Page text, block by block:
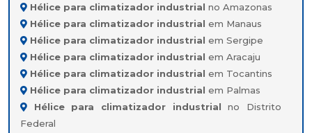
Hélice para climatizador industrial no Amazonas
Hélice para climatizador industrial em Manaus
Hélice para climatizador industrial em Sergipe
Hélice para climatizador industrial em Aracaju
Hélice para climatizador industrial em Tocantins
Hélice para climatizador industrial em Palmas
Hélice para climatizador industrial no Distrito
Federal